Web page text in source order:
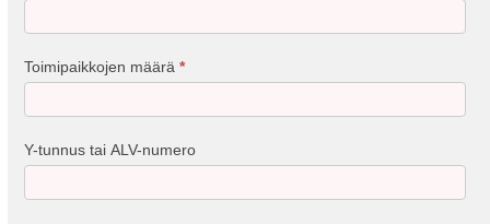
Toimipaikkojen määrä*
Y-tunnus tai ALV-numero